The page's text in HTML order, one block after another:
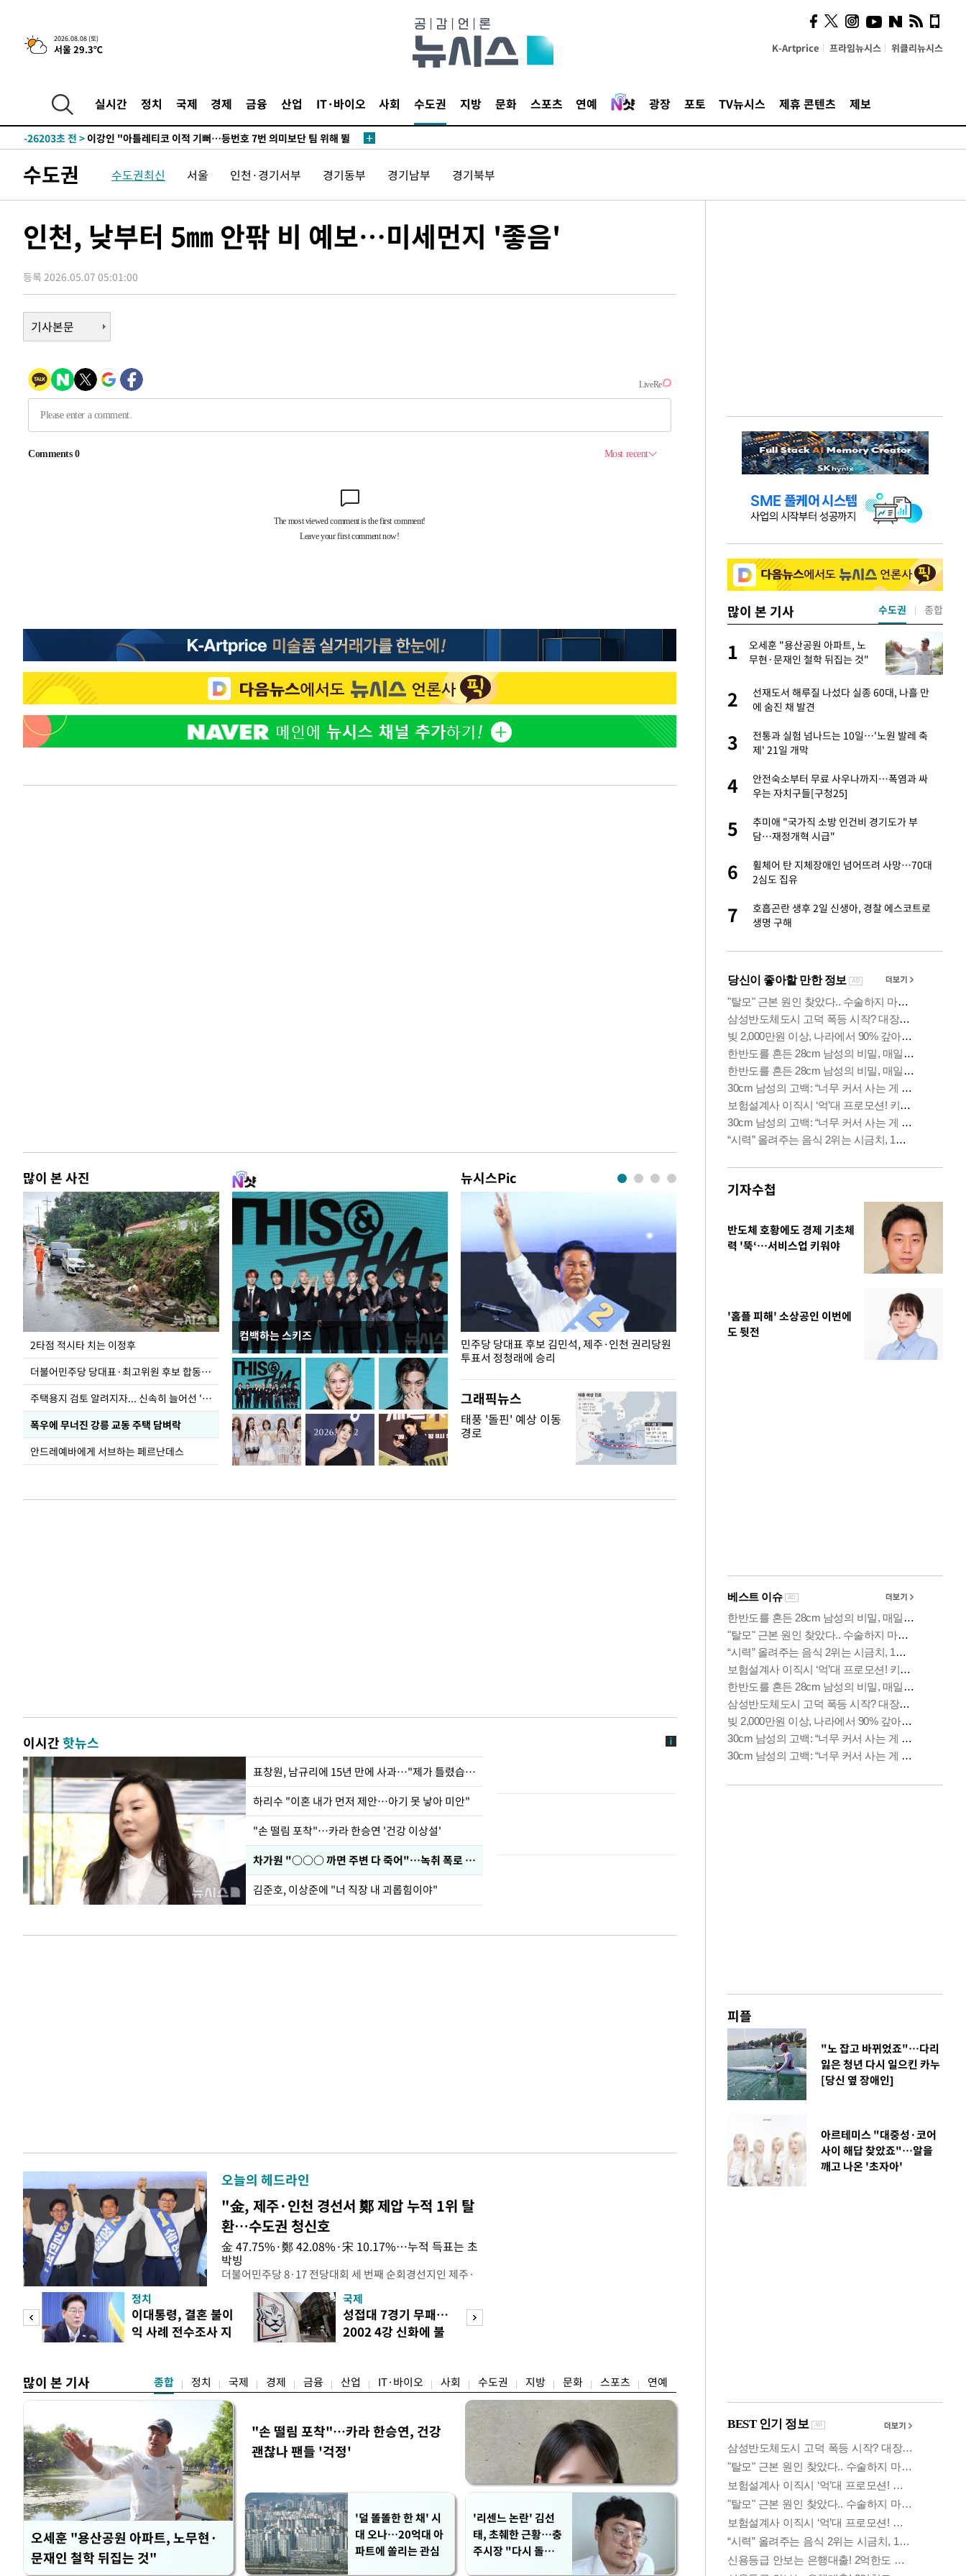
2026.08.08 (토)
서울 29.3℃ K-Artprice 프라임뉴시스 위클리뉴시스
실시간 정치 국제 경제 금융 산업 IT·바이오 사회 수도권 지방 문화 스포츠 연예 광장 포토 TV뉴시스 제휴 콘텐츠 제보
6시간 전 >[속보]뉴욕증시 상승 마감…S&P 0.6% 나스닥 1.3%↑
-27387초 전 >
청래 44.56%
-26669초 전 >
[속보]與 대표 경선 제주·인천 당원투표…金 47.75%·鄭
42.08%·宋 10.17%
-26203초 전 > 이강인 "아틀레티코 이적 기뻐…등번호 7번 의미보단 팀 위해 뛸
것"
-26138초 전 >[속보]與 당대표 경선, 제주·인천 권리당원 투표 김민석 승리
-19912초 전 >
낮 최고 35도 '무더위'…동해안 시간당 30㎜ '강한 비'[내일날씨]
-17933초 전 >
온열질환 사망자 3명 늘어…누적 환자 3000명 돌파
-11878초 전 >
강릉에 시간당 81.4㎜ 물폭탄…도로 잠기고 담벼락 붕괴
-7985초 전 >백운산서 80년근 천종산삼 9뿌리 발견…감정가 1.3억원
-5695초 전 >선재도서 해루질 나섰다 실종 60대, 닷새 만에 숨진 채 발견
-3229초 전 >남자 농구, 나고야 아시안게임서 '홈팀' 일본과 한일전
-2605초 전 >
씨]
1시간 전 >축구협회 "압수수색·성접대 논란 사과…쇄신의 기회로 삼겠다"
1시간 전 >[속보]'압수수색·성접대 논란' 축구협회 "실망과 걱정 안겨드려 죄송"
4시간 전 >'최고 37도' 폭염 지속…강원동해안 최대 150㎜ 비
6시간 전 >[속보]뉴욕증시 상승 마감…S&P 0.6% 나스닥 1.3%↑
-27434초 전 >
이강인 "아틀레티코 이적 기뻐…등번호 7번 의미보단 팀 위해 뛸
[속보]與 당대표 경선, 제주·인천 권리당원 투표 김민석 승리
-11878초 전 >
강릉에 시간당 81.4㎜ 물폭탄…도로 잠기고 담벼락 붕괴
백운산서 80년근 천종산삼 9뿌리 발견…감정가 1.3억원
-5695초 전 >선재도서 해루질 나섰다 실종 60대, 닷새 만에 숨진 채 발견
-3229초 전 >남자 농구, 나고야 아시안게임서 '홈팀' 일본과 한일전
-2605초 전 >여수 오동도 해상서 모터보트 전복…1명 사망·1명 실종
19분 전 >
극한폭염 한풀 꺾이지만…'낮 최고 35도' 무더위, 열대야 계속[다음주 날
수도권 수도권최신 서울 인천·경기서부 경기동부 경기남부 경기북부
인천, 낮부터 5㎜ 안팎 비 예보…미세먼지 '좋음'
등록 2026.05.07 05:01:00
기사본문
많이 본 사진
2타점 적시타 치는 이정후
더불어민주당 당대표·최고위원 후보 합동연설회
주택용지 검토 알려지자... 신속히 늘어선 '근조화환'
폭우에 무너진 강릉 교동 주택 담벼락
안드레예바에게 서브하는 페르난데스
컴백하는 스키즈
뉴시스Pic
이번주 국회에는 무슨 일이? [뉴시스국회토pic]
민주당 당대표 후보 김민석, 제주·인천 권리당원
투표서 정청래에 승리
무더위 잊는 도심형 여름 축제 '2026 서울 바캉스 용산어린이정원
그래픽뉴스
태풍 '돌핀' 예상 이동
경로
이시간핫뉴스
표창원, 남규리에 15년 만에 사과…"제가 틀렸습니다"
하리수 "이혼 내가 먼저 제안…아기 못 낳아 미안"
"손 떨림 포착"…카라 한승연 '건강 이상설'
차가원 "○○○ 까면 주변 다 죽어"…녹취 폭로 파장
김준호, 이상준에 "너 직장 내 괴롭힘이야"
오늘의 헤드라인
"金, 제주·인천 경선서 鄭 제압 누적 1위 탈
환…수도권 청신호
金 47.75%·鄭 42.08%·宋 10.17%…누적 득표는 초
박빙
더불어민주당 8·17 전당대회 세 번째 순회경선지인 제주·
인천 권리당원 투표에서 김민석 당대표 후보가 승리했다. 지
난주 첫 주말 순회경선에서 충청권은 김 후보가, 부산·울산·
경남에서는 정청래 후보가 승리한 바 있다. 소병훈 민주당 중
앙당 선관위원장은 8일 제주·인천 순회경선 권리당원 투표
정치
이대통령, 결혼 불이
익 사례 전수조사 지
국제
성접대 7경기 무패…
2002 4강 신화에 불
많이 본 기사 종합 정치 국제 경제 금융 산업 IT·바이오 사회 수도권 지방 문화 스포츠 연예
오세훈 "용산공원 아파트, 노무현·
문재인 철학 뒤집는 것"
"손 떨림 포착"…카라 한승연, 건강
괜찮나 팬들 '걱정'
'덜 똘똘한 한 채' 시
대 오나…20억대 아
파트에 쏠리는 관심
'리센느 논란' 김선
태, 초췌한 근황…충
주시장 "다시 돌아올
많이 본 기사
오세훈 "용산공원 아파트, 노
무현·문재인 철학 뒤집는 것"
2
팬들 '걱정'
3
'덜 똘똘한 한 채' 시대 오나…20억대 아파트
에 쏠리는 관심[세제 개편, 그 이후②]
4
1
오세훈 "용산공원 아파트, 노
무현·문재인 철학 뒤집는 것"
2
선재도서 해루질 나섰다 실종 60대, 나흘 만
에 숨진 채 발견
3
전통과 실험 넘나드는 10일…'노원 발레 축
제' 21일 개막
4
안전숙소부터 무료 사우나까지…폭염과 싸
우는 자치구들[구청25]
5
추미애 "국가직 소방 인건비 경기도가 부
담…재정개혁 시급"
6
휠체어 탄 지체장애인 넘어뜨려 사망…70대
2심도 집유
7
호흡곤란 생후 2일 신생아, 경찰 에스코트로
생명 구해
수도권 종합
기자수첩
반도체 호황에도 경제 기초체
력 '뚝‘…서비스업 키워야
'홈플 피해' 소상공인 이번에
도 뒷전
피플
"노 잡고 바뀌었죠"…다리
잃은 청년 다시 일으킨 카누
[당신 옆 장애인]
아르테미스 "대중성·코어
사이 해답 찾았죠"…알을
깨고 나온 '초자아'